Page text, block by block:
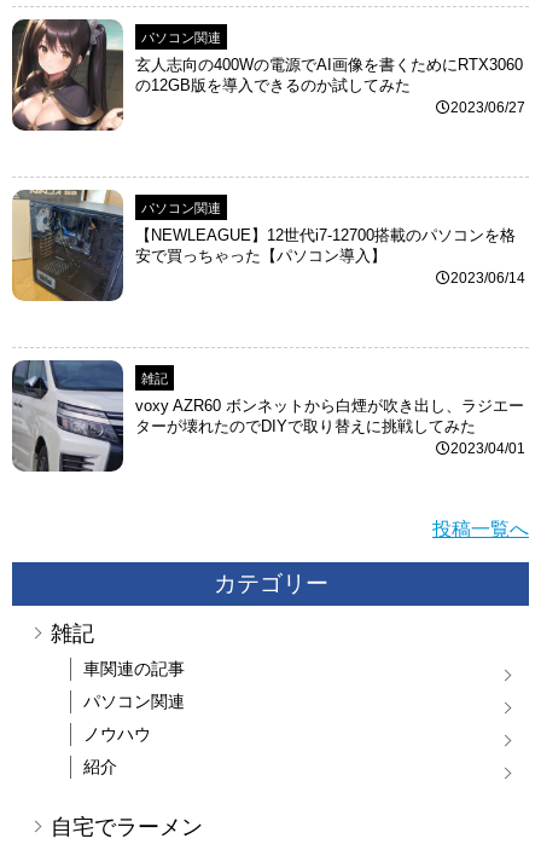
パソコン関連
玄人志向の400Wの電源でAI画像を書くためにRTX3060
の12GB版を導入できるのか試してみた
2023/06/27
パソコン関連
【NEWLEAGUE】12世代i7-12700搭載のパソコンを格
安で買っちゃった【パソコン導入】
2023/06/14
雑記
voxy AZR60 ボンネットから白煙が吹き出し、ラジエー
ターが壊れたのでDIYで取り替えに挑戦してみた
2023/04/01
投稿一覧へ
カテゴリー
雑記
車関連の記事
パソコン関連
ノウハウ
紹介
自宅でラーメン